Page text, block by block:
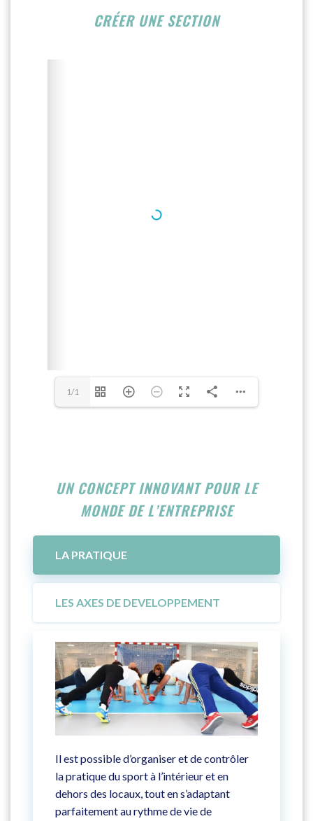
CRÉER UNE SECTION
1/1
UN CONCEPT INNOVANT POUR LE
MONDE DE L’ENTREPRISE
LA PRATIQUE
LES AXES DE DEVELOPPEMENT
Il est possible d’organiser et de contrôler
la pratique du sport à l’intérieur et en
dehors des locaux, tout en s’adaptant
parfaitement au rythme de vie de